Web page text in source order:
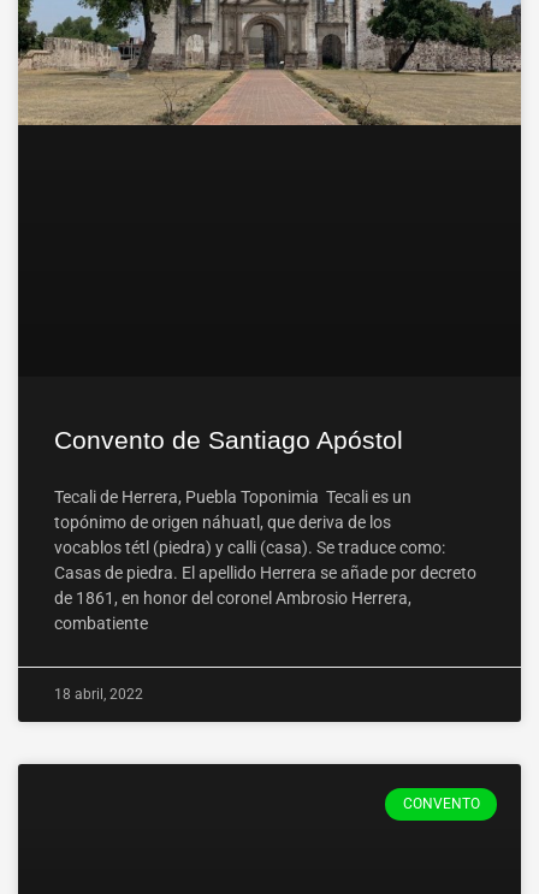
Convento de Santiago Apóstol
Tecali de Herrera, Puebla Toponimia Tecali es un
topónimo de origen náhuatl, que deriva de los
vocablos tétl (piedra) y calli (casa). Se traduce como:
Casas de piedra. El apellido Herrera se añade por decreto
de 1861, en honor del coronel Ambrosio Herrera,
combatiente
18 abril, 2022
CONVENTO